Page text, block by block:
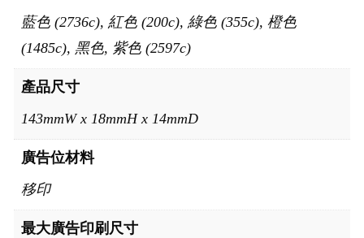
藍色 (2736c), 紅色 (200c), 綠色 (355c), 橙色
(1485c), 黑色, 紫色 (2597c)
產品尺寸
143mmW x 18mmH x 14mmD
廣告位材料
移印
最大廣告印刷尺寸